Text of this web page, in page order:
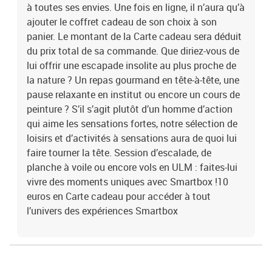
à toutes ses envies. Une fois en ligne, il n’aura qu’à
ajouter le coffret cadeau de son choix à son
panier. Le montant de la Carte cadeau sera déduit
du prix total de sa commande. Que diriez-vous de
lui offrir une escapade insolite au plus proche de
la nature ? Un repas gourmand en tête-à-tête, une
pause relaxante en institut ou encore un cours de
peinture ? S’il s’agit plutôt d’un homme d’action
qui aime les sensations fortes, notre sélection de
loisirs et d’activités à sensations aura de quoi lui
faire tourner la tête. Session d’escalade, de
planche à voile ou encore vols en ULM : faites-lui
vivre des moments uniques avec Smartbox !10
euros en Carte cadeau pour accéder à tout
l’univers des expériences Smartbox